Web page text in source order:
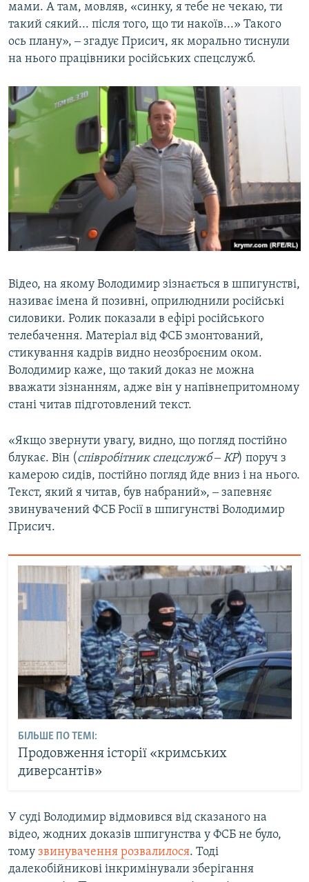
мами. А там, мовляв, «синку, я тебе не чекаю, ти
такий сякий... після того, що ти накоїв...» Такого
ось плану», ‒ згадує Присич, як морально тиснули
на нього працівники російських спецслужб.
Відео, на якому Володимир зізнається в шпигунстві,
називає імена й позивні, оприлюднили російські
силовики. Ролик показали в ефірі російського
телебачення. Матеріал від ФСБ змонтований,
стикування кадрів видно неозброєним оком.
Володимир каже, що такий доказ не можна
вважати зізнанням, адже він у напівнепритомному
стані читав підготовлений текст.
«Якщо звернути увагу, видно, що погляд постійно
блукає. Він (співробітник спецслужб ‒ КР) поруч з
камерою сидів, постійно погляд йде вниз і на нього.
Текст, який я читав, був набраний», ‒ запевняє
звинувачений ФСБ Росії в шпигунстві Володимир
Присич.
БІЛЬШЕ ПО ТЕМІ:
Продовження історії «кримських
диверсантів»
У суді Володимир відмовився від сказаного на
відео, жодних доказів шпигунства у ФСБ не було,
тому звинувачення розвалилося. Тоді
далекобійникові інкримінували зберігання